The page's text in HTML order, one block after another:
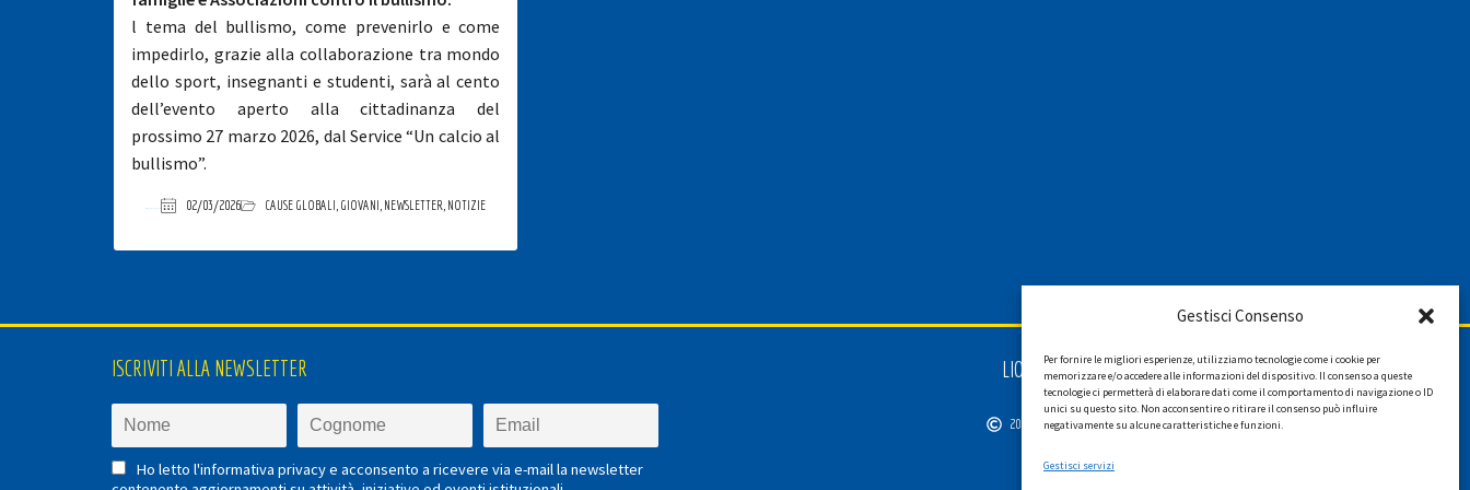
Gestisci Consenso
Per fornire le migliori esperienze, utilizziamo tecnologie come i cookie per
memorizzare e/o accedere alle informazioni del dispositivo. Il consenso a queste
tecnologie ci permetterà di elaborare dati come il comportamento di navigazione o ID
unici su questo sito. Non acconsentire o ritirare il consenso può influire
negativamente su alcune caratteristiche e funzioni.
Gestisci servizi
l tema del bullismo, come prevenirlo e come
impedirlo, grazie alla collaborazione tra mondo
dello sport, insegnanti e studenti, sarà al cento
dell’evento aperto alla cittadinanza del
prossimo 27 marzo 2026, dal Service “Un calcio al
bullismo”.
02/03/2026 CAUSE GLOBALI, GIOVANI, NEWSLETTER, NOTIZIE
ISCRIVITI ALLA NEWSLETTER
Ho letto l'informativa privacy e acconsento a ricevere via e-mail la newsletter
LIONS INTERNATIONAL DISTRETTO 108 TA 3
C.F. 94038690270
2026 SGI LAB SRL